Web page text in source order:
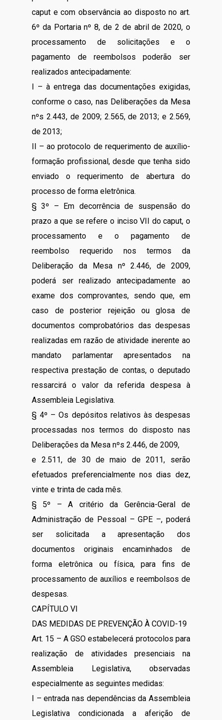
caput e com observância ao disposto no art.
6º da Portaria nº 8, de 2 de abril de 2020, o
processamento de solicitações e o
pagamento de reembolsos poderão ser
realizados antecipadamente:
I – à entrega das documentações exigidas,
conforme o caso, nas Deliberações da Mesa
nºs 2.443, de 2009; 2.565, de 2013; e 2.569,
de 2013;
II – ao protocolo de requerimento de auxílio-
formação profissional, desde que tenha sido
enviado o requerimento de abertura do
processo de forma eletrônica.
§ 3º – Em decorrência de suspensão do
prazo a que se refere o inciso VII do caput, o
processamento e o pagamento de
reembolso requerido nos termos da
Deliberação da Mesa nº 2.446, de 2009,
poderá ser realizado antecipadamente ao
exame dos comprovantes, sendo que, em
caso de posterior rejeição ou glosa de
documentos comprobatórios das despesas
realizadas em razão de atividade inerente ao
mandato parlamentar apresentados na
respectiva prestação de contas, o deputado
ressarcirá o valor da referida despesa à
Assembleia Legislativa.
§ 4º – Os depósitos relativos às despesas
processadas nos termos do disposto nas
Deliberações da Mesa nºs 2.446, de 2009,
e 2.511, de 30 de maio de 2011, serão
efetuados preferencialmente nos dias dez,
vinte e trinta de cada mês.
§ 5º – A critério da Gerência-Geral de
Administração de Pessoal – GPE –, poderá
ser solicitada a apresentação dos
documentos originais encaminhados de
forma eletrônica ou física, para fins de
processamento de auxílios e reembolsos de
despesas.
CAPÍTULO VI
DAS MEDIDAS DE PREVENÇÃO À COVID-19
Art. 15 – A GSO estabelecerá protocolos para
realização de atividades presenciais na
Assembleia Legislativa, observadas
especialmente as seguintes medidas:
I – entrada nas dependências da Assembleia
Legislativa condicionada a aferição de